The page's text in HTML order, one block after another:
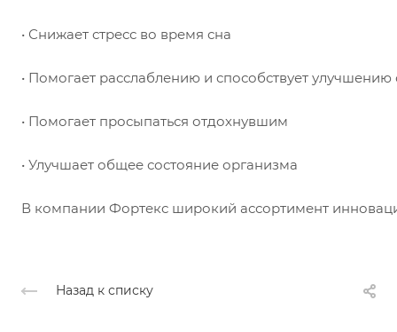
• Снижает стресс во время сна
• Помогает расслаблению и способствует улучшению
• Помогает просыпаться отдохнувшим
• Улучшает общее состояние организма
В компании Фортекс широкий ассортимент
Назад к списку